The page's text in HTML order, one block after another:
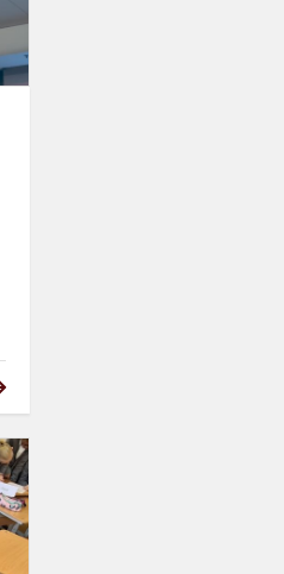
progimnazijoje
Trečiokų
protmūšis